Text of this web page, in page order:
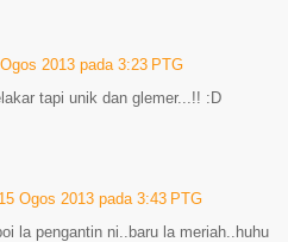
2013 pada 3:23 PTG
tapi unik dan glemer...!! :D
15 Ogos 2013 pada 3:43 PTG
la pengantin ni..baru la meriah..huhu